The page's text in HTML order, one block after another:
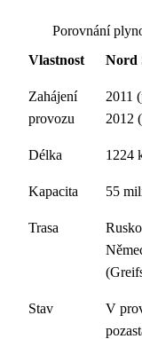
Porovnání
Vlastnost
Nord
Zahájení
provozu
2011
2012
Délka 1224
Kapacita 55
Trasa
Stav
V